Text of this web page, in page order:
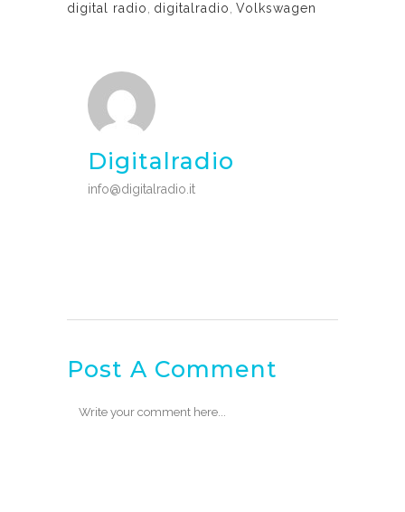
digital radio, digitalradio, Volkswagen
Digitalradio
info@digitalradio.it
Post A Comment